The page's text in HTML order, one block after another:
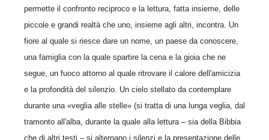
permette il confronto reciproco e la lettura, fatta insieme, delle
piccole e grandi realtà che uno, insieme agli altri, incontra. Un
fiore al quale si riesce dare un nome, un paese da conoscere,
una famiglia con la quale spartire la cena e la gioia che ne
segue, un fuoco attorno al quale ritrovare il calore dell'amicizia
e la profondità del silenzio. Un cielo stellato da contemplare
durante una «veglia alle stelle» (si tratta di una lunga veglia, dal
tramonto all'alba, durante la quale alla lettura – sia della Bibbia
che di altri testi – si alternano i silenzi e la presentazione delle